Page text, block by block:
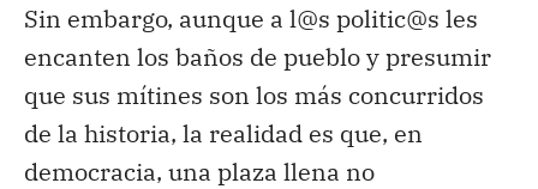
Sin embargo, aunque a l@s politic@s les
encanten los baños de pueblo y presumir
que sus mítines son los más concurridos
de la historia, la realidad es que, en
democracia, una plaza llena no